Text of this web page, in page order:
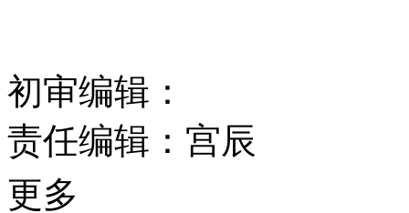
初审编辑：
责任编辑：宫辰
更多